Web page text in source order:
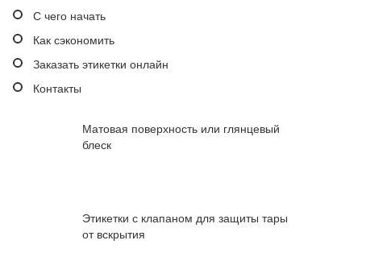
С чего начать
Как сэкономить
Заказать этикетки онлайн
Контакты
Матовая поверхность или глянцевый
блеск
Этикетки с клапаном для защиты тары
от вскрытия